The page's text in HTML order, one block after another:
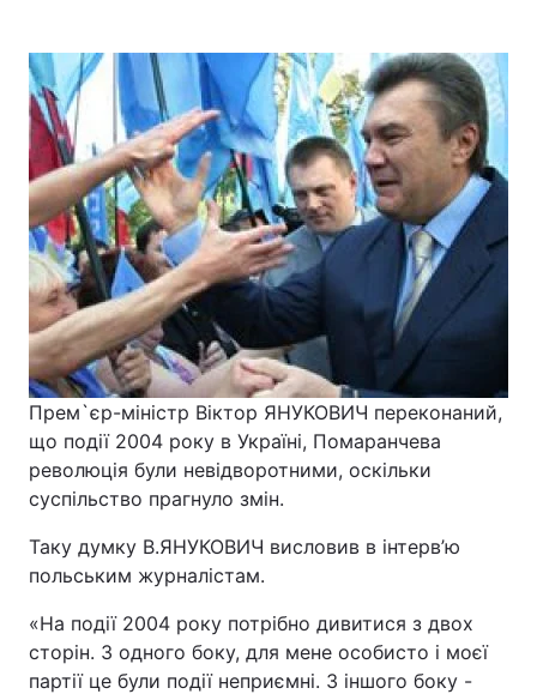
Прем`єр-міністр Віктор ЯНУКОВИЧ переконаний,
що події 2004 року в Україні, Помаранчева
революція були невідворотними, оскільки
суспільство прагнуло змін.
Таку думку В.ЯНУКОВИЧ висловив в інтерв’ю
польським журналістам.
«На події 2004 року потрібно дивитися з двох
сторін. З одного боку, для мене особисто і моєї
партії це були події неприємні. З іншого боку -